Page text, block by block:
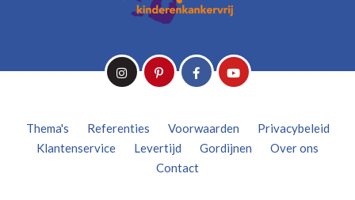
Thema's Referenties Voorwaarden
Privacybeleid
Klantenservice
Levertijd Gordijnen
Over ons
Contact